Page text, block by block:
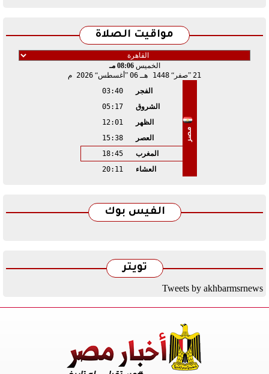
مواقيت الصلاة
الخميس08:06 مـ
21
صفر 1448 هـ 06 أغسطس 2026 م
مصر
الفجر
03:40
الشروق
05:17
الظهر
12:01
العصر
15:38
المغرب
18:45
العشاء
20:11
الفيس بوك
تويتر
Tweets by akhbarmsrnews